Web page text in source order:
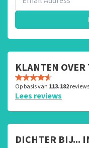
KLANTEN
Op basis van 113.182reviews
Lees reviews
DICHTER BIJ...